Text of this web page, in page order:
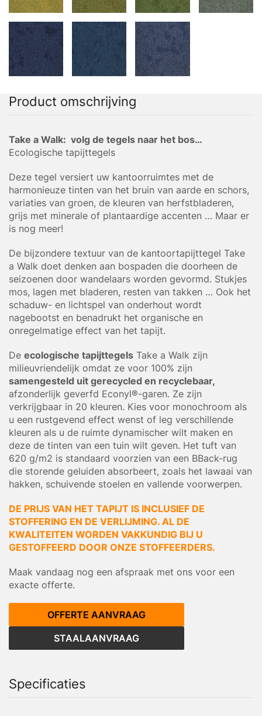
Product omschrijving
Take a Walk: volg de tegels naar het bos…
Ecologische tapijttegels
Deze tegel versiert uw kantoorruimtes met de
harmonieuze tinten van het bruin van aarde en schors,
variaties van groen, de kleuren van herfstbladeren,
grijs met minerale of plantaardige accenten … Maar er
is nog meer!
De bijzondere textuur van de kantoortapijttegel Take
a Walk doet denken aan bospaden die doorheen de
seizoenen door wandelaars worden gevormd. Stukjes
mos, lagen met bladeren, resten van takken … Ook het
schaduw- en lichtspel van onderhout wordt
nagebootst en benadrukt het organische en
onregelmatige effect van het tapijt.
De ecologische tapijttegels Take a Walk zijn
milieuvriendelijk omdat ze voor 100% zijn
samengesteld uit gerecycled en recyclebaar,
afzonderlijk geverfd Econyl®-garen. Ze zijn
verkrijgbaar in 20 kleuren. Kies voor monochroom als
u een rustgevend effect wenst of leg verschillende
kleuren als u de ruimte dynamischer wilt maken en
deze de tinten van een tuin wilt geven. Het tuft van
620 g/m2 is standaard voorzien van een BBack-rug
die storende geluiden absorbeert, zoals het lawaai van
hakken, schuivende stoelen en vallende voorwerpen.
DE PRIJS VAN HET TAPIJT IS INCLUSIEF DE
STOFFERING EN DE VERLIJMING. AL DE
KWALITEITEN WORDEN VAKKUNDIG BIJ U
GESTOFFEERD DOOR ONZE STOFFEERDERS.
Maak vandaag nog een afspraak met ons voor een
exacte offerte.
OFFERTE AANVRAAG
STAALAANVRAAG
Specificaties